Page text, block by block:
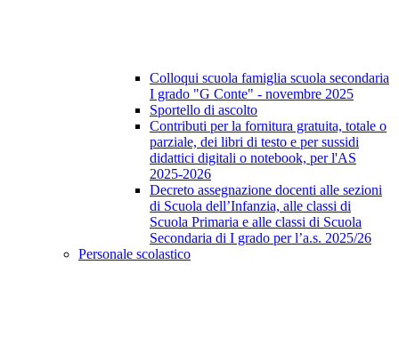
Colloqui scuola famiglia scuola secondaria
I grado "G Conte" - novembre 2025
Sportello di ascolto
Contributi per la fornitura gratuita, totale o
parziale, dei libri di testo e per sussidi
didattici digitali o notebook, per l'AS
2025-2026
Decreto assegnazione docenti alle sezioni
di Scuola dell’Infanzia, alle classi di
Scuola Primaria e alle classi di Scuola
Secondaria di I grado per l’a.s. 2025/26
Personale scolastico